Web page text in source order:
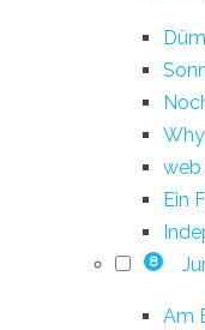
Why
web
Ein
8
Am